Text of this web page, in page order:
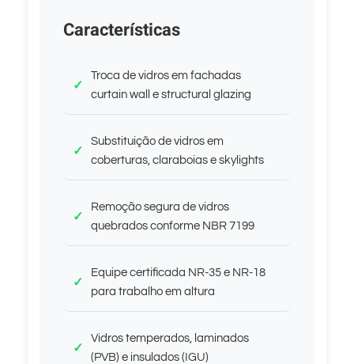
Características
Troca de vidros em fachadas
curtain wall e structural glazing
Substituição de vidros em
coberturas, claraboias e skylights
Remoção segura de vidros
quebrados conforme NBR 7199
Equipe certificada NR-35 e NR-18
para trabalho em altura
Vidros temperados, laminados
(PVB) e insulados (IGU)